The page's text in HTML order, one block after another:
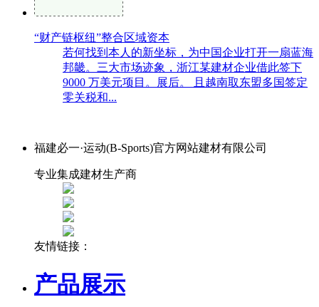
“财产链枢纽”整合区域资本
若何找到本人的新坐标，为中国企业打开一扇蓝海
邦畿。三大市场迹象，浙江某建材企业借此签下
9000 万美元项目。展后。 且越南取东盟多国签定
零关税和...
福建必一·运动(B-Sports)官方网站建材有限公司
专业集成建材生产商
友情链接：
产品展示